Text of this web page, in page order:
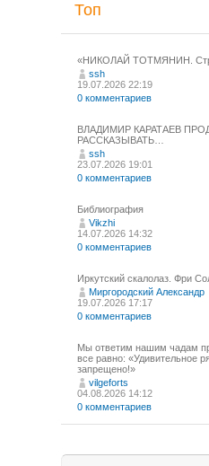
Топ
«НИКОЛАЙ ТОТМЯНИН.
ssh
19.07.2026 22:19
0 комментариев
ВЛАДИМИР КАРАТАЕВ
РАССКАЗЫВАТЬ…
ssh
23.07.2026 19:01
0 комментариев
Библиография
Vikzhi
14.07.2026 14:32
0 комментариев
Иркутский скалолаз. Фри
Миргородский Александр
19.07.2026 17:17
0 комментариев
Мы ответим нашим чадам
все равно: «Удивительное
запрещено!»
vilgeforts
04.08.2026 14:12
0 комментариев